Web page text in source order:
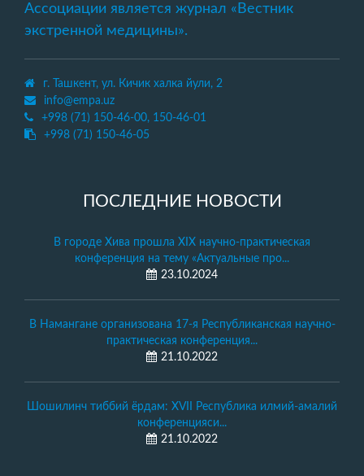
Ассоциации является журнал «Вестник
экстренной медицины».
г. Ташкент, ул. Кичик халка йули, 2
info@empa.uz
+998 (71) 150-46-00, 150-46-01
+998 (71) 150-46-05
ПОСЛЕДНИЕ НОВОСТИ
В городе Хива прошла XIX научно-практическая
конференция на тему «Актуальные про...
23.10.2024
В Намангане организована 17-я Республиканская научно-
практическая конференция...
21.10.2022
Шошилинч тиббий ёрдам: XVII Республика илмий-амалий
конференцияси...
21.10.2022